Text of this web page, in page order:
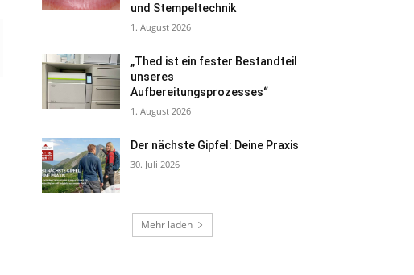
und Stempeltechnik
1. August 2026
„Thed ist ein fester Bestandteil
unseres
Aufbereitungsprozesses“
1. August 2026
Der nächste Gipfel: Deine Praxis
30. Juli 2026
Mehr laden